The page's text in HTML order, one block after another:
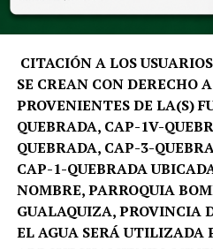
sostenible de Galápagos»,
Aleaga, docente e
de la UTPL.
La metodología del programa
preparación virtual y culmina
académica en la isla Santa
equipos multidisciplinarios
conjunta con actores
ellos la Fundación Charles
Galápagos, la Cámara de
sociales y emprendedores.
CITACIÓN A LOS
SE CREAN CON DERECHO
PROVENIENTES DE LA(S)
QUEBRADA, CAP-1V-
QUEBRADA, CAP-3-
CAP-1-QUEBRADA
NOMBRE, PARROQUIA
GUALAQUIZA, PROVINCIA
EL AGUA SERÁ UTILIZADA